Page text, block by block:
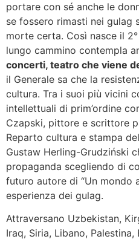
portare con sé anche le
se fossero rimasti nei gulag
morte certa. Così nasce il
lungo cammino contempla
concerti, teatro che viene
il Generale sa che la
cultura. Tra i suoi più vicini
intellettuali di prim’ordine
Czapski, pittore e scrittore
Reparto cultura e stampa
Gustaw Herling-Grudziński
propaganda scegliendo di
futuro autore di “Un mondo
esperienza dei gulag.
Attraversano Uzbekistan,
Iraq, Siria, Libano,